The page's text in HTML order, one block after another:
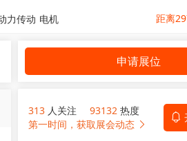
力传动 电机 距离
申请展位
313 人关注 93132 热度
第一时间，获取展会动态